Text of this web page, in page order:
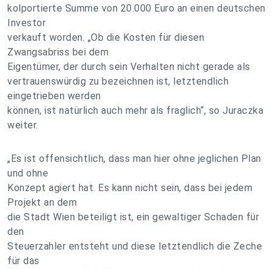
kolportierte Summe von 20.000 Euro an einen deutschen
Investor
verkauft worden. „Ob die Kosten für diesen
Zwangsabriss bei dem
Eigentümer, der durch sein Verhalten nicht gerade als
vertrauenswürdig zu bezeichnen ist, letztendlich
eingetrieben werden
können, ist natürlich auch mehr als fraglich“, so Juraczka
weiter.
„Es ist offensichtlich, dass man hier ohne jeglichen Plan
und ohne
Konzept agiert hat. Es kann nicht sein, dass bei jedem
Projekt an dem
die Stadt Wien beteiligt ist, ein gewaltiger Schaden für
den
Steuerzahler entsteht und diese letztendlich die Zeche
für das